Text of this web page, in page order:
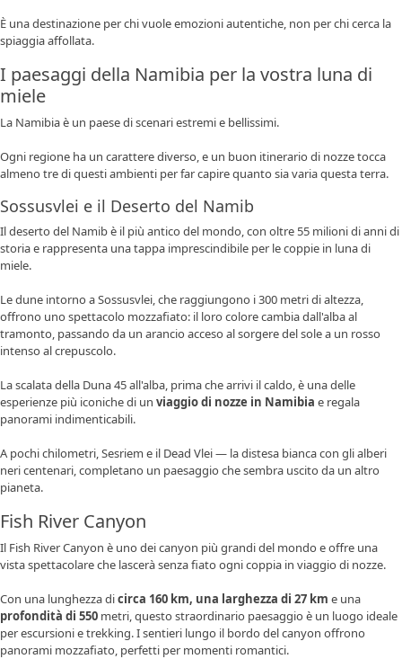
È una destinazione per chi vuole emozioni autentiche, non per chi cerca la
spiaggia affollata.
I paesaggi della Namibia per la vostra luna di
miele
La Namibia è un paese di scenari estremi e bellissimi.
Ogni regione ha un carattere diverso, e un buon itinerario di nozze tocca
almeno tre di questi ambienti per far capire quanto sia varia questa terra.
Sossusvlei e il Deserto del Namib
Ildeserto del Namibè il più antico del mondo, con oltre 55 milioni di anni di
storia e rappresenta una tappa imprescindibile per le coppie in luna di
miele.
Le dune intorno aSossusvlei, che raggiungono i 300 metri di altezza,
offrono uno spettacolo mozzafiato: il loro colore cambia dall'alba al
tramonto, passando da un arancio acceso al sorgere del sole a un rosso
intenso al crepuscolo.
La scalata della Duna 45all'alba, prima che arrivi il caldo, è una delle
esperienze più iconiche di un viaggio di nozze in Namibia e regala
panorami indimenticabili.
A pochi chilometri,Sesriem e il Dead Vlei — la distesa bianca con gli alberi
neri centenari, completano un paesaggio che sembra uscito da un altro
pianeta.
Fish River Canyon
Il Fish River Canyon è uno dei canyon più grandi del mondo e offre una
vista spettacolare che lascerà senza fiato ogni coppia in viaggio di nozze.
Con una lunghezza dicirca 160 km, una larghezza di 27 km e una
profondità di 550 metri, questo straordinario paesaggio è un luogo ideale
per escursioni e trekking. I sentieri lungo il bordo del canyon offrono
panorami mozzafiato, perfetti per momenti romantici.